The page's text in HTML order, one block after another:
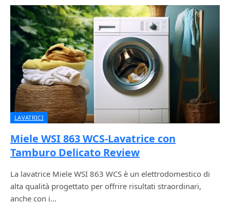
LAVATRICI
Miele WSI 863 WCS-Lavatrice con
Tamburo Delicato Review
La lavatrice Miele WSI 863 WCS è un elettrodomestico di
alta qualità progettato per offrire risultati straordinari,
anche con i…